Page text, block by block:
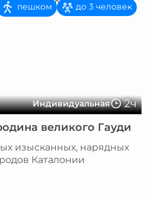
Индивидуальная 2ч
пешком до 3 человек
великого Гауди
изысканных, нарядных
Каталонии